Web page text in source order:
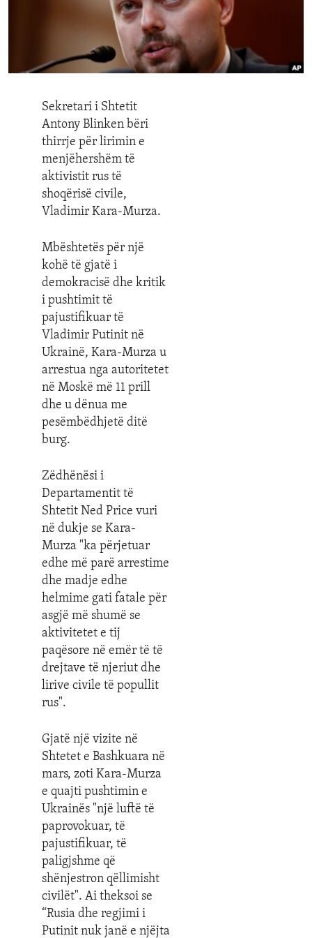
ENVIRONMENT AND HEALTH
IDEALS AND INSTITUTIONS
Sekretari i Shtetit
Antony Blinken bëri
thirrje për lirimin e
menjëhershëm të
aktivistit rus të
shoqërisë civile,
Vladimir Kara-Murza.
Mbështetës për një
kohë të gjatë i
demokracisë dhe kritik
i pushtimit të
pajustifikuar të
Vladimir Putinit në
Ukrainë, Kara-Murza u
arrestua nga autoritetet
në Moskë më 11 prill
dhe u dënua me
pesëmbëdhjetë ditë
burg.
Zëdhënësi i
Departamentit të
Shtetit Ned Price vuri
në dukje se Kara-
Murza "ka përjetuar
edhe më parë arrestime
dhe madje edhe
helmime gati fatale për
asgjë më shumë se
aktivitetet e tij
paqësore në emër të të
drejtave të njeriut dhe
lirive civile të popullit
rus".
Gjatë një vizite në
Shtetet e Bashkuara në
mars, zoti Kara-Murza
e quajti pushtimin e
Ukrainës "një luftë të
paprovokuar, të
pajustifikuar, të
paligjshme që
shënjestron qëllimisht
civilët". Ai theksoi se
“Rusia dhe regjimi i
Putinit nuk janë e njëjta